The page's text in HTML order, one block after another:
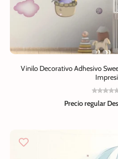
Vinilo Decorativo Adhesivo
Precio regular